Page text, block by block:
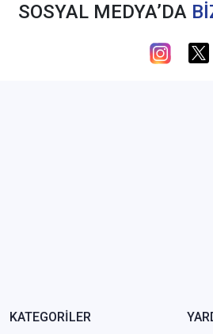
SOSYAL MEDYA’DA
KATEGORİLER